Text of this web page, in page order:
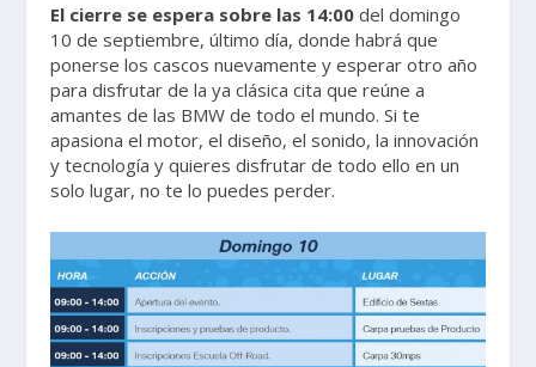
El cierre se espera sobre las 14:00 del domingo
10 de septiembre, último día, donde habrá que
ponerse los cascos nuevamente y esperar otro año
para disfrutar de la ya clásica cita que reúne a
amantes de las BMW de todo el mundo. Si te
apasiona el motor, el diseño, el sonido, la innovación
y tecnología y quieres disfrutar de todo ello en un
solo lugar, no te lo puedes perder.